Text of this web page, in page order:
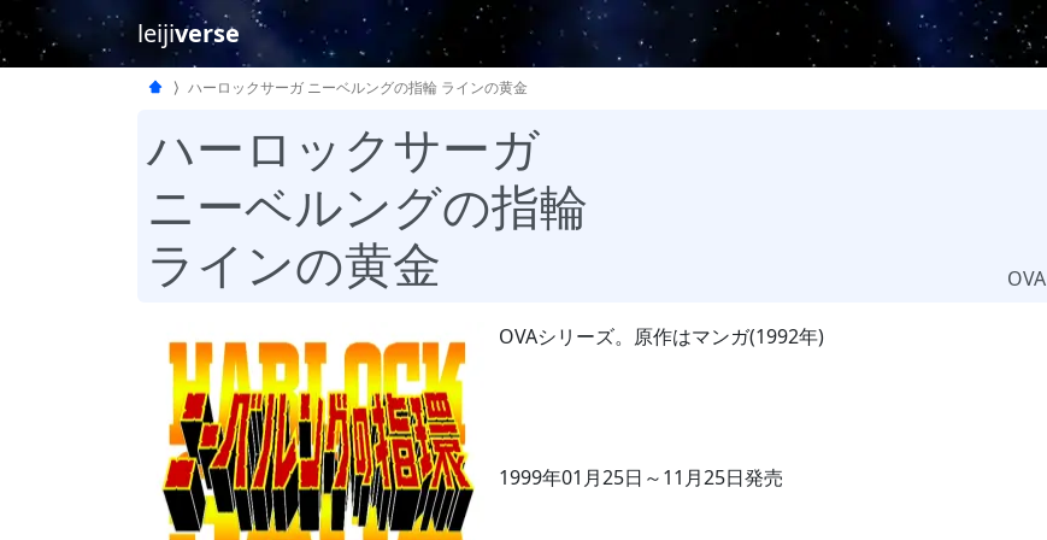
leijiverse
ハーロックサーガ ニーベルングの指輪 ラインの黄金
ハーロックサーガ
ニーベルングの指輪
ラインの黄金
OVA
OVAシリーズ。原作はマンガ(1992年)
1999年01月25日～11月25日発売